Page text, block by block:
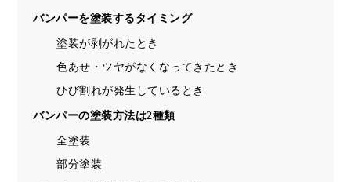
バンパーを塗装するタイミング
塗装が剥がれたとき
色あせ・ツヤがなくなってきたとき
ひび割れが発生しているとき
バンパーの塗装方法は2種類
全塗装
部分塗装